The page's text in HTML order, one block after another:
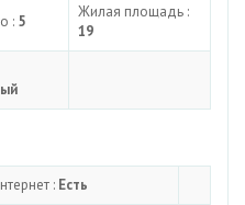
: 5
Жилая площадь :
19
: Есть